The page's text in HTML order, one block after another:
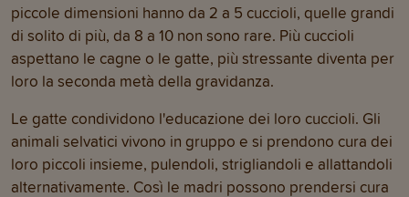
piccole dimensioni hanno da 2 a 5 cuccioli, quelle grandi
di solito di più, da 8 a 10 non sono rare. Più cuccioli
aspettano le cagne o le gatte, più stressante diventa per
loro la seconda metà della gravidanza.
Le gatte condividono l'educazione dei loro cuccioli. Gli
animali selvatici vivono in gruppo e si prendono cura dei
loro piccoli insieme, pulendoli, strigliandoli e allattandoli
alternativamente. Così le madri possono prendersi cura